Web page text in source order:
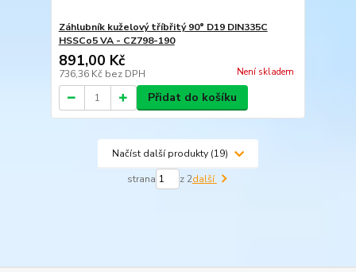
Záhlubník kuželový tříbřitý 90° D19 DIN335C
HSSCo5 VA - CZ798-190
891,00 Kč
736,36 Kč bez DPH Není skladem
Přidat do košíku
Načíst další produkty (19)
strana z 2další